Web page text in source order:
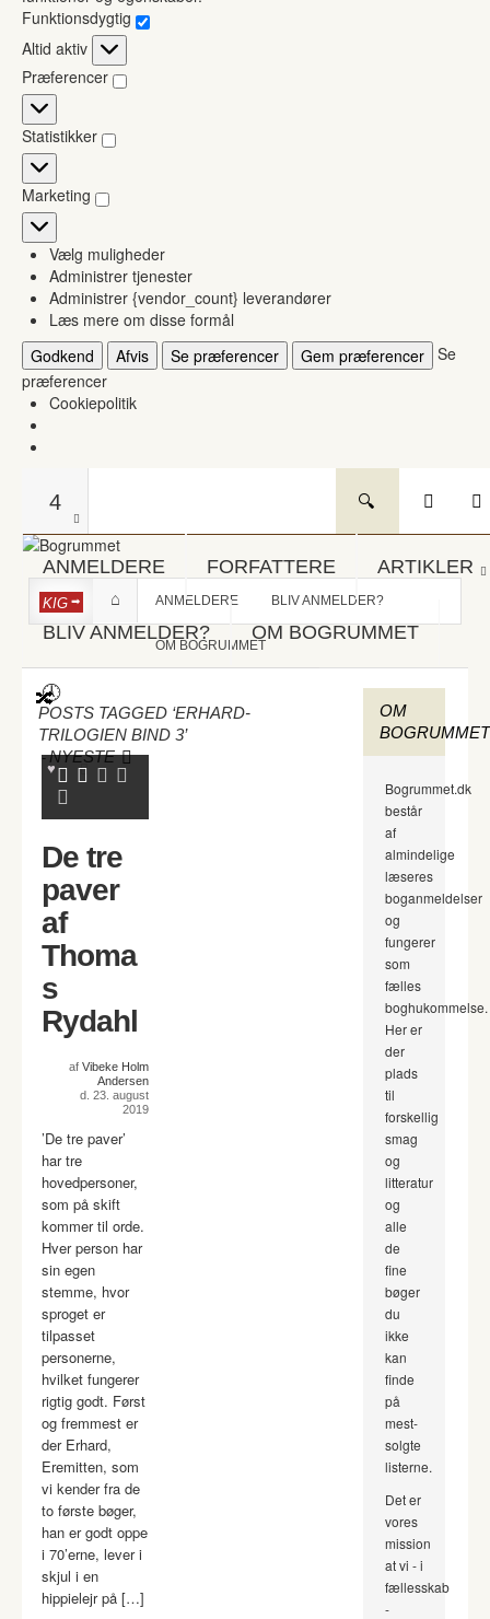
Funktionsdygtig
Funktionsdygtig
Altid aktiv
Præferencer
Præferencer
Statistikker
Statistikker
Marketing
Marketing
Vælg muligheder
Administrer tjenester
Administrer {vendor_count} leverandører
Læs mere om disse formål
Godkend
Afvis Se præferencer Gem præferencer Se
præferencer
Cookiepolitik
4
ANMELDERE FORFATTERE ARTIKLER
BLIV ANMELDER? OM BOGRUMMET
KIG ANMELDERE BLIV ANMELDER?
OM BOGRUMMET
POSTS TAGGED ‘ERHARD-
TRILOGIEN BIND 3’
-NYESTE
De tre
paver
af
Thoma
s
Rydahl
af Vibeke Holm
Andersen
d. 23. august
2019
’De tre paver’
har tre
hovedpersoner,
som på skift
kommer til orde.
Hver person har
sin egen
stemme, hvor
sproget er
tilpasset
personerne,
hvilket fungerer
rigtig godt. Først
og fremmest er
der Erhard,
Eremitten, som
vi kender fra de
to første bøger,
han er godt oppe
i 70’erne, lever i
skjul i en
hippielejr på […]
OM
BOGRUMMET
Bogrummet.dk
består
af
almindelige
læseres
boganmeldelser
og
fungerer
som
fælles
boghukommelse.
Her er
der
plads
til
forskellig
smag
og
litteratur
og
alle
de
fine
bøger
du
ikke
kan
finde
på
mest-
solgte
listerne.
Det er
vores
mission
at vi - i
fællesskab
-